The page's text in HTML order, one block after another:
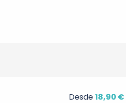
Desde18,90 €